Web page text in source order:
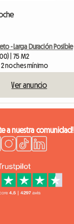
- Larga Duración Posible
| 75 M2
noches mínimo
Ver anuncio
a nuestra comunidad!